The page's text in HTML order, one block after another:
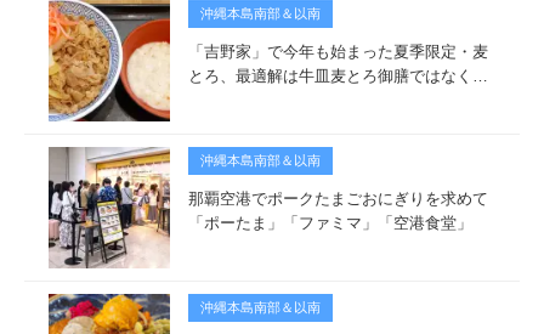
沖縄本島南部＆以南
「吉野家」で今年も始まった夏季限定・麦
とろ、最適解は牛皿麦とろ御膳ではなく…
沖縄本島南部＆以南
那覇空港でポークたまごおにぎりを求めて
「ポーたま」「ファミマ」「空港食堂」
沖縄本島南部＆以南